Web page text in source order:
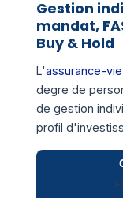
Gestion
mandat,
Buy & Hold
L'assurance-
degre de
de gestion
profil